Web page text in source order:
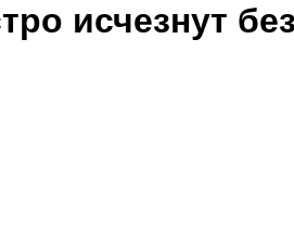
исчезнут